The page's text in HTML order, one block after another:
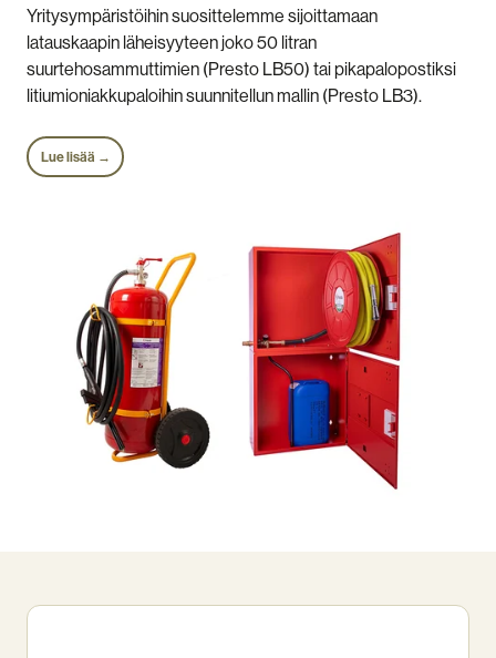
Yritysympäristöihin suosittelemme sijoittamaan
latauskaapin läheisyyteen joko 50 litran
suurtehosammuttimien (Presto LB50) tai pikapalopostiksi
litiumioniakkupaloihin suunnitellun mallin (Presto LB3).
Lue lisää →